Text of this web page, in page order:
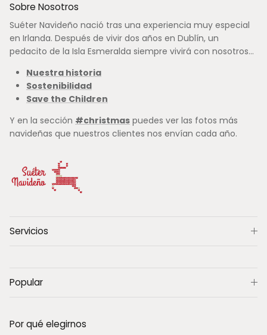
Sobre Nosotros
Suéter Navideño nació tras una experiencia muy especial
en Irlanda. Después de vivir dos años en Dublín, un
pedacito de la Isla Esmeralda siempre vivirá con nosotros...
Nuestra historia
Sostenibilidad
Save the Children
Y en la sección #christmas puedes ver las fotos más
navideñas que nuestros clientes nos envían cada año.
Servicios
Popular
Por qué elegirnos